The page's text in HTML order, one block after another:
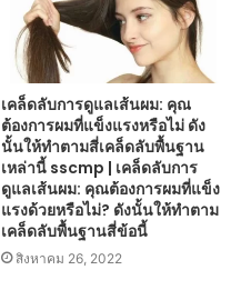
เคล็ดลับการดูแลเส้นผม: คุณ
ต้องการผมที่แข็งแรงหรือไม่ ดัง
นั้นให้ทำตามสี่เคล็ดลับพื้นฐาน
เหล่านี้ sscmp | เคล็ดลับการ
ดูแลเส้นผม: คุณต้องการผมที่แข็ง
แรงด้วยหรือไม่? ดังนั้นให้ทำตาม
เคล็ดลับพื้นฐานสี่ข้อนี้
สิงหาคม 26, 2022